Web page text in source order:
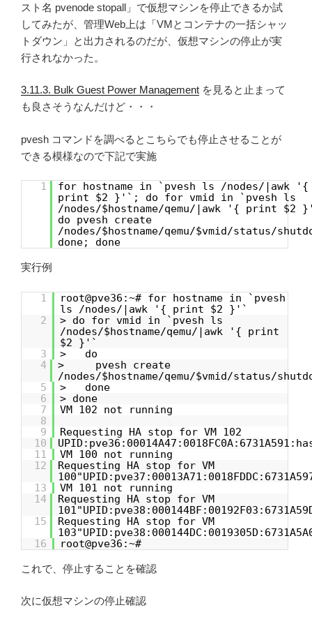
スト名 pvenode stopall」で仮想マシンを停止できるか試
してみたが、管理Web上は「VMとコンテナの一括シャッ
トダウン」と出力されるのだが、仮想マシンの停止が実
行されなかった。
3.11.3. Bulk Guest Power Management を見ると止まって
も良さそうなんだけど・・・
pvesh コマンドを調べるとこちらでも停止させることが
できる模様なので下記で実施
1
for hostname in `pvesh ls /nodes/|awk '{
print $2 }'`; do for vmid in `pvesh ls
/nodes/$hostname/qemu/|awk '{ print $2
do pvesh create
/nodes/$hostname/qemu/$vmid/status/
done; done
実行例
1
root@pve36:~# for hostname in `pvesh
ls /nodes/|awk '{ print $2 }'`
2
> do for vmid in `pvesh ls
/nodes/$hostname/qemu/|awk '{ print
$2 }'`
3
> do
4
> pvesh create
/nodes/$hostname/qemu/$vmid/status/
5
> done
6
> done
7
VM 102 not running
8
9
Requesting HA stop for VM 102
10
11
VM 100 not running
12
Requesting HA stop for VM
13
VM 101 not running
14
Requesting HA stop for VM
15
Requesting HA stop for VM
16
root@pve36:~#
これで、停止することを確認
次に仮想マシンの停止確認